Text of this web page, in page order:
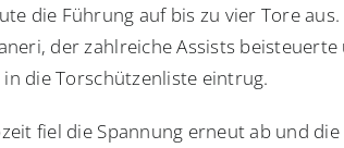
die Führung auf bis zu vier Tore
der zahlreiche Assists beisteuerte
die Torschützenliste eintrug.
fiel die Spannung erneut ab und